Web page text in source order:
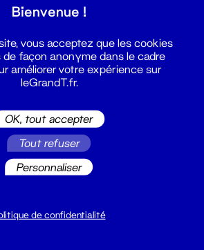
les actualités du
Bienvenue !
vous acceptez que les cookies
façon anonyme dans le cadre
améliorer votre expérience sur
leGrandT.fr.
OK, tout accepter
Tout refuser
Personnaliser
de confidentialité